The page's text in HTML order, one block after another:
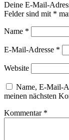
Deine E-Mail-
Felder sind mit *
Name *
E-Mail-Adresse *
Website
Name, E-Mail-
meinen nächsten
Kommentar *